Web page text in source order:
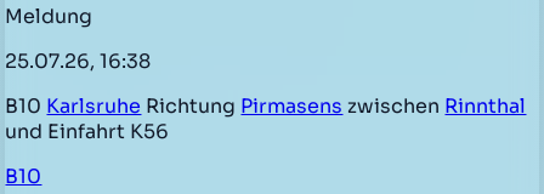
Meldung
25.07.26, 16:38
B10 Karlsruhe Richtung Pirmasens zwischen Rinnthal
und Einfahrt K56
B10